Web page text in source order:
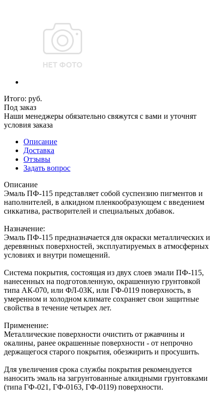
Итого: руб.
Под заказ
Наши менеджеры обязательно свяжутся с вами и уточнят
условия заказа
Описание
Доставка
Отзывы
Задать вопрос
Описание
Эмаль ПФ-115 представляет собой суспензию пигментов и
наполнителей, в алкидном пленкообразующем с введением
сиккатива, растворителей и специальных добавок.
Назначение:
Эмаль ПФ-115 предназначается для окраски металлических и
деревянных поверхностей, эксплуатируемых в атмосферных
условиях и внутри помещений.
Система покрытия, состоящая из двух слоев эмали ПФ-115,
нанесенных на подготовленную, окрашенную грунтовкой
типа АК-070, или ФЛ-03К, или ГФ-0119 поверхность, в
умеренном и холодном климате сохраняет свои защитные
свойства в течение четырех лет.
Применение:
Металлические поверхности очистить от ржавчины и
окалины, ранее окрашенные поверхности - от непрочно
держащегося старого покрытия, обезжирить и просушить.
Для увеличения срока службы покрытия рекомендуется
наносить эмаль на загрунтованные алкидными грунтовками
(типа ГФ-021, ГФ-0163, ГФ-0119) поверхности.